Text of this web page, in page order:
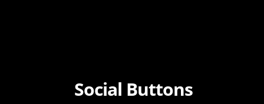
Social Buttons